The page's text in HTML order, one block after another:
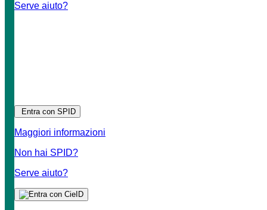
Serve aiuto?
Entra con SPID
Maggiori informazioni
Non hai SPID?
Serve aiuto?